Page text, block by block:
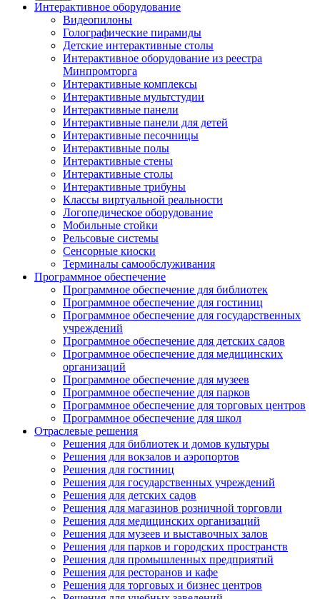
Интерактивное оборудование
Видеопилоны
Голографические пирамиды
Детские интерактивные столы
Интерактивное оборудование из реестра
Минпромторга
Интерактивные комплексы
Интерактивные мультстудии
Интерактивные панели
Интерактивные панели для детей
Интерактивные песочницы
Интерактивные полы
Интерактивные стены
Интерактивные столы
Интерактивные трибуны
Классы виртуальной реальности
Логопедическое оборудование
Мобильные стойки
Рельсовые системы
Сенсорные киоски
Терминалы самообслуживания
Программное обеспечение
Программное обеспечение для библиотек
Программное обеспечение для гостиниц
Программное обеспечение для государственных
учреждений
Программное обеспечение для детских садов
Программное обеспечение для медицинских
организаций
Программное обеспечение для музеев
Программное обеспечение для парков
Программное обеспечение для торговых центров
Программное обеспечение для школ
Отраслевые решения
Решения для библиотек и домов культуры
Решения для вокзалов и аэропортов
Решения для гостиниц
Решения для государственных учреждений
Решения для детских садов
Решения для магазинов розничной торговли
Решения для медицинских организаций
Решения для музеев и выставочных залов
Решения для парков и городских пространств
Решения для промышленных предприятий
Решения для ресторанов и кафе
Решения для торговых и бизнес центров